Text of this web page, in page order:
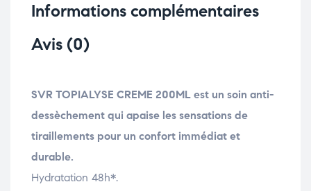
Informations complémentaires
Avis (0)
SVR TOPIALYSE CREME 200ML est un soin anti-
dessèchement qui apaise les sensations de
tiraillements pour un confort immédiat et
durable.
Hydratation 48h*.